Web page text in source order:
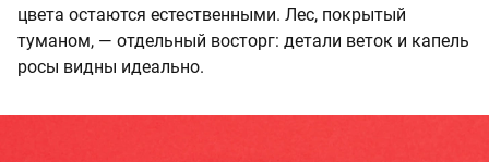
цвета остаются естественными. Лес, покрытый
туманом, — отдельный восторг: детали веток и капель
росы видны идеально.